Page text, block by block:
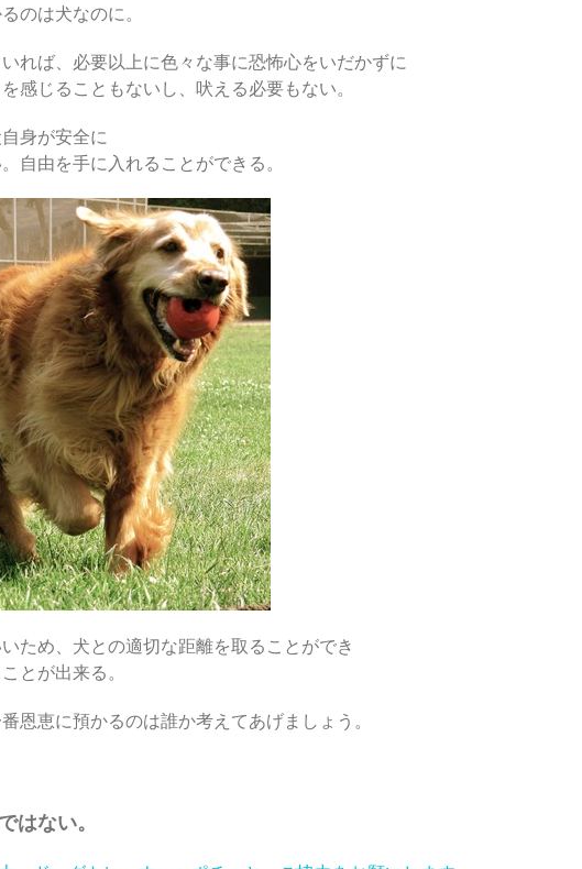
のは犬なのに。
れば、必要以上に色々な事に恐怖心をいだかずに
感じることもないし、吠える必要もない。
身が安全に
自由を手に入れることができる。
ため、犬との適切な距離を取ることができ
とが出来る。
恩恵に預かるのは誰か考えてあげましょう。
はない。